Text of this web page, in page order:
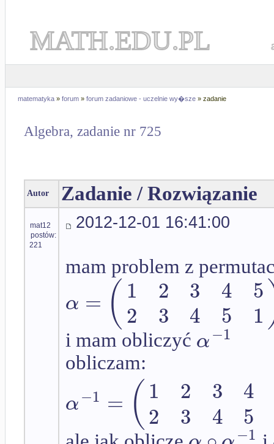
MATH.EDU.PL
matematyka » forum » forum zadaniowe - uczelnie wy�sze » zadanie
Algebra, zadanie nr 725
Autor Zadanie / Rozwiązanie
mat12
postów:
221
2012-12-01 16:41:00
mam problem z
α = ( 1
2
2
3
3
4
4
5
5
1
i mam obliczyć α−1
obliczam:
α−1 = ( 1
2
2
3
3
4
4
5
−1